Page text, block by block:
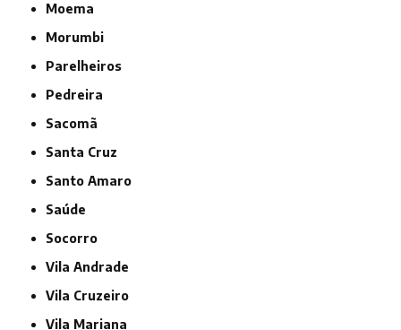
Moema
Morumbi
Parelheiros
Pedreira
Sacomã
Santa Cruz
Santo Amaro
Saúde
Socorro
Vila Andrade
Vila Cruzeiro
Vila Mariana